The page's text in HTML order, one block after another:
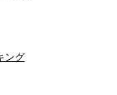
ング